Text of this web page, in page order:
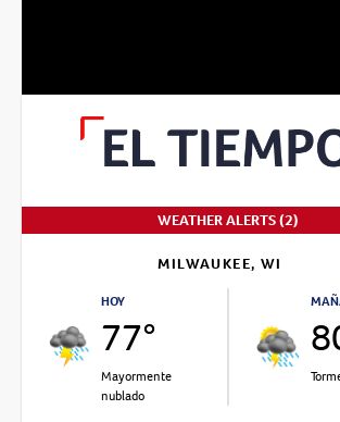
WEATHER ALERTS (2)
MILWAUKEE, WI
HOY
77°
Mayormente
nublado